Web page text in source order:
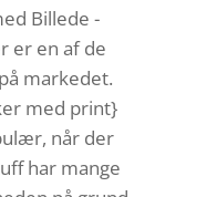
Billede -
er en af de
markedet.
med print}
når der
har mange